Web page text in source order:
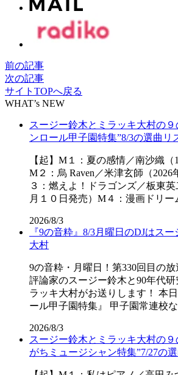
前の記事
次の記事
サイトTOPへ戻る
WHAT’s NEW
スージー鈴木とミラッキ大村の９
ンロール甲子園特集”8/3の選曲リ
【起】M１：夏の感情／南沙織（
M２：烏 Raven／米津玄師（2026
３：燃えよ！ドラゴンズ／板東
月１０日発売）M４：漫画ドリ
2026/8/3
『9の音粋』8/3月曜日のDJはス
大村
9の音粋・月曜日！第330回目の
評論家のスージー鈴木と90年代研
ラッキ大村がお送りします！ 本
ール甲子園特集』 甲子園常連校
2026/8/3
スージー鈴木とミラッキ大村の９
がちミュージシャン特集”7/27の